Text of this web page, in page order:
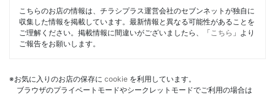
こちらのお店の情報は、チラシプラス運営会社のセブンネットが独自に
収集した情報を掲載しています。最新情報と異なる可能性があることを
ご理解ください。掲載情報に間違いがございましたら、「 こちら 」より
ご報告をお願いします。
※お気に入りのお店の保存に cookie を利用しています。
ブラウザのプライベートモードやシークレットモードでご利用の場合は